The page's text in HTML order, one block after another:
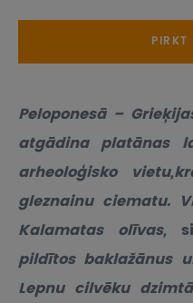
PIRKT
Peloponesā –
atgādina platānas
arheoloģisko
gleznainu ciematu.
Kalamatas olīvas,
pildītos baklažānus
Lepnu cilvēku